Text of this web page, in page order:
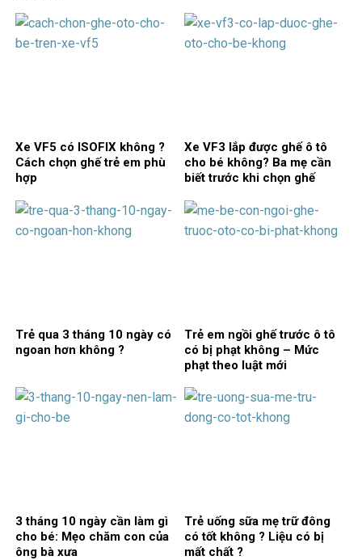
Xe VF5 có ISOFIX không ?
Cách chọn ghế trẻ em phù
hợp
Xe VF3 lắp được ghế ô tô
cho bé không? Ba mẹ cần
biết trước khi chọn ghế
Trẻ qua 3 tháng 10 ngày có
ngoan hơn không ?
Trẻ em ngồi ghế trước ô tô
có bị phạt không – Mức
phạt theo luật mới
3 tháng 10 ngày cần làm gì
cho bé: Mẹo chăm con của
ông bà xưa
Trẻ uống sữa mẹ trữ đông
có tốt không ? Liệu có bị
mất chất ?